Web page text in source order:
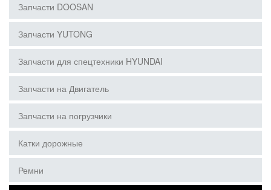
Запчасти DOOSAN
Запчасти YUTONG
Запчасти для спецтехники HYUNDAI
Запчасти на Двигатель
Запчасти на погрузчики
Катки дорожные
Ремни